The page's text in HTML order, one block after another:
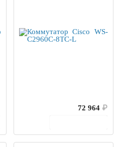
72 964 ₽